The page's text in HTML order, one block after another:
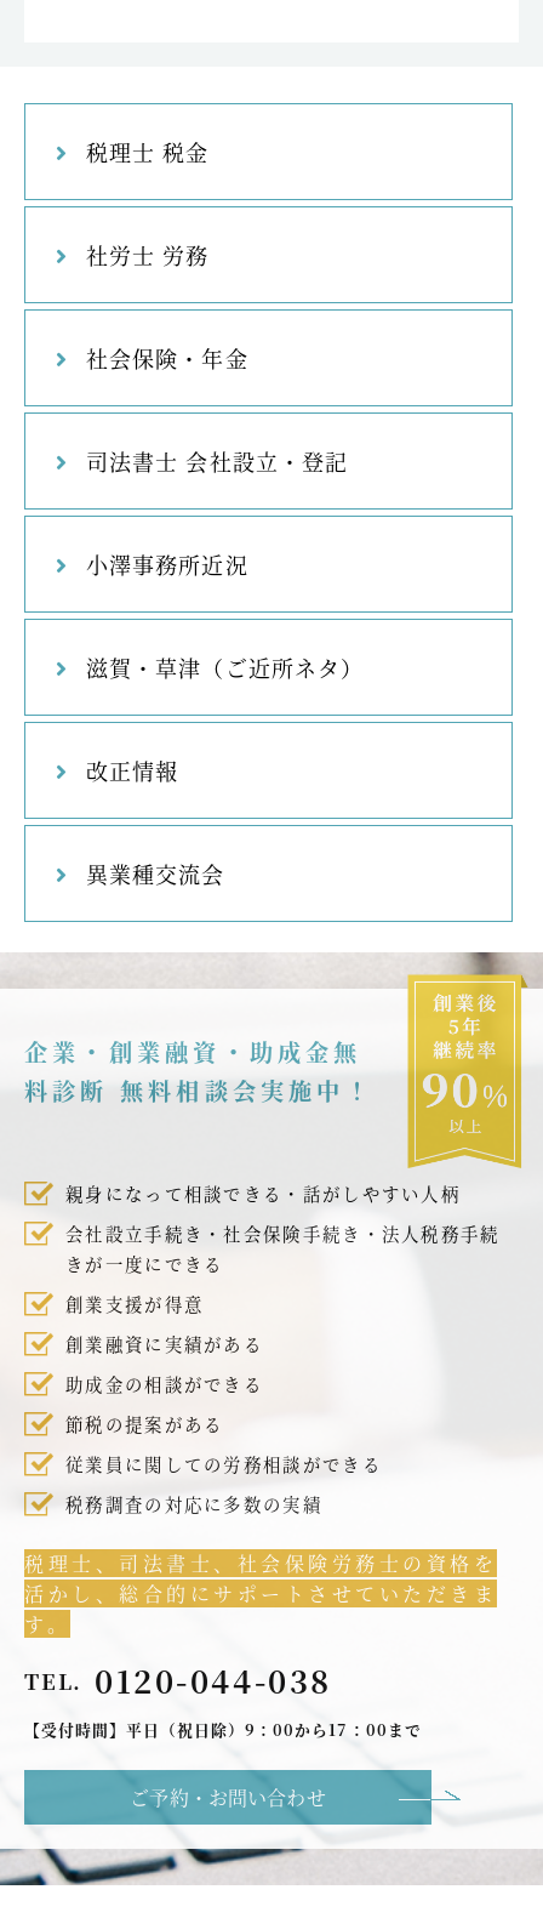
税理士 税金
社労士 労務
社会保険・年金
司法書士 会社設立・登記
小澤事務所近況
滋賀・草津（ご近所ネタ）
改正情報
異業種交流会
企業・創業融資・助成金無
料診断 無料相談会実施中！
親身になって相談できる・話がしやすい人柄
会社設立手続き・社会保険手続き・法人税務手続
きが一度にできる
創業支援が得意
創業融資に実績がある
助成金の相談ができる
節税の提案がある
従業員に関しての労務相談ができる
税務調査の対応に多数の実績
税理士、司法書士、社会保険労務士の資格を
活かし、総合的にサポートさせていただきま
す。
TEL. 0120-044-038
【受付時間】平日（祝日除）9：00から17：00まで
ご予約・お問い合わせ